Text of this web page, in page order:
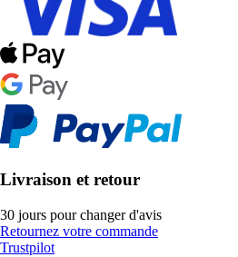
Livraison et retour
30 jours pour changer d'avis
Retournez votre commande
Trustpilot